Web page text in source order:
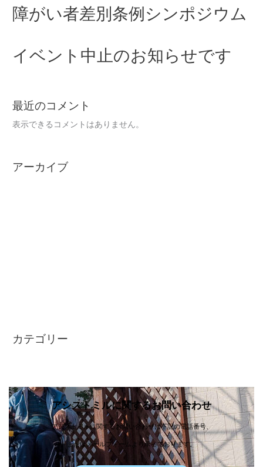
障がい者差別条例シンポジウム
イベント中止のお知らせです
最近のコメント
表示できるコメントはありません。
アーカイブ
カテゴリー
アシストミルに関するお問い合わせ
アシストミルに関するお問い合わせは下記の電話番号、
またはメールフォームより承っております。